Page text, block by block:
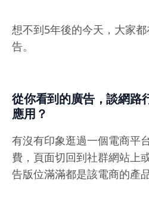
想不到5年後的今天，大家
告。
從你看到的廣告，談網路
應用？
有沒有印象逛過一個電商平
費，頁面切回到社群網站上
告版位滿滿都是該電商的產品